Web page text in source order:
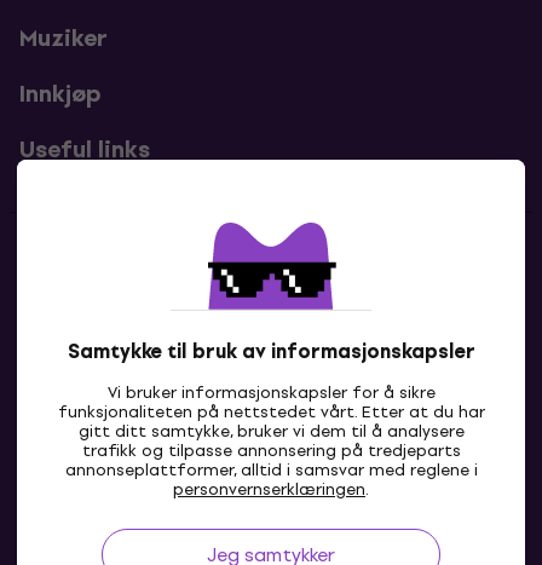
Samtykke til bruk av informasjonskapsler
Vi bruker informasjonskapsler for å sikre
funksjonaliteten på nettstedet vårt. Etter at du har
gitt ditt samtykke, bruker vi dem til å analysere
trafikk og tilpasse annonsering på tredjeparts
annonseplattformer, alltid i samsvar med reglene i
personvernserklæringen.
Jeg samtykker
Muziker
Innkjøp
Useful links
Kontakter
Kontakt oss
NO